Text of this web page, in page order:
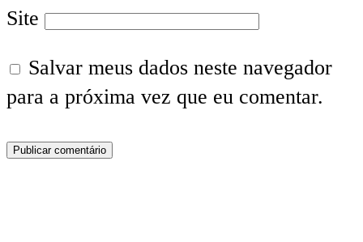
Site
Salvar meus dados neste navegador
para a próxima vez que eu comentar.